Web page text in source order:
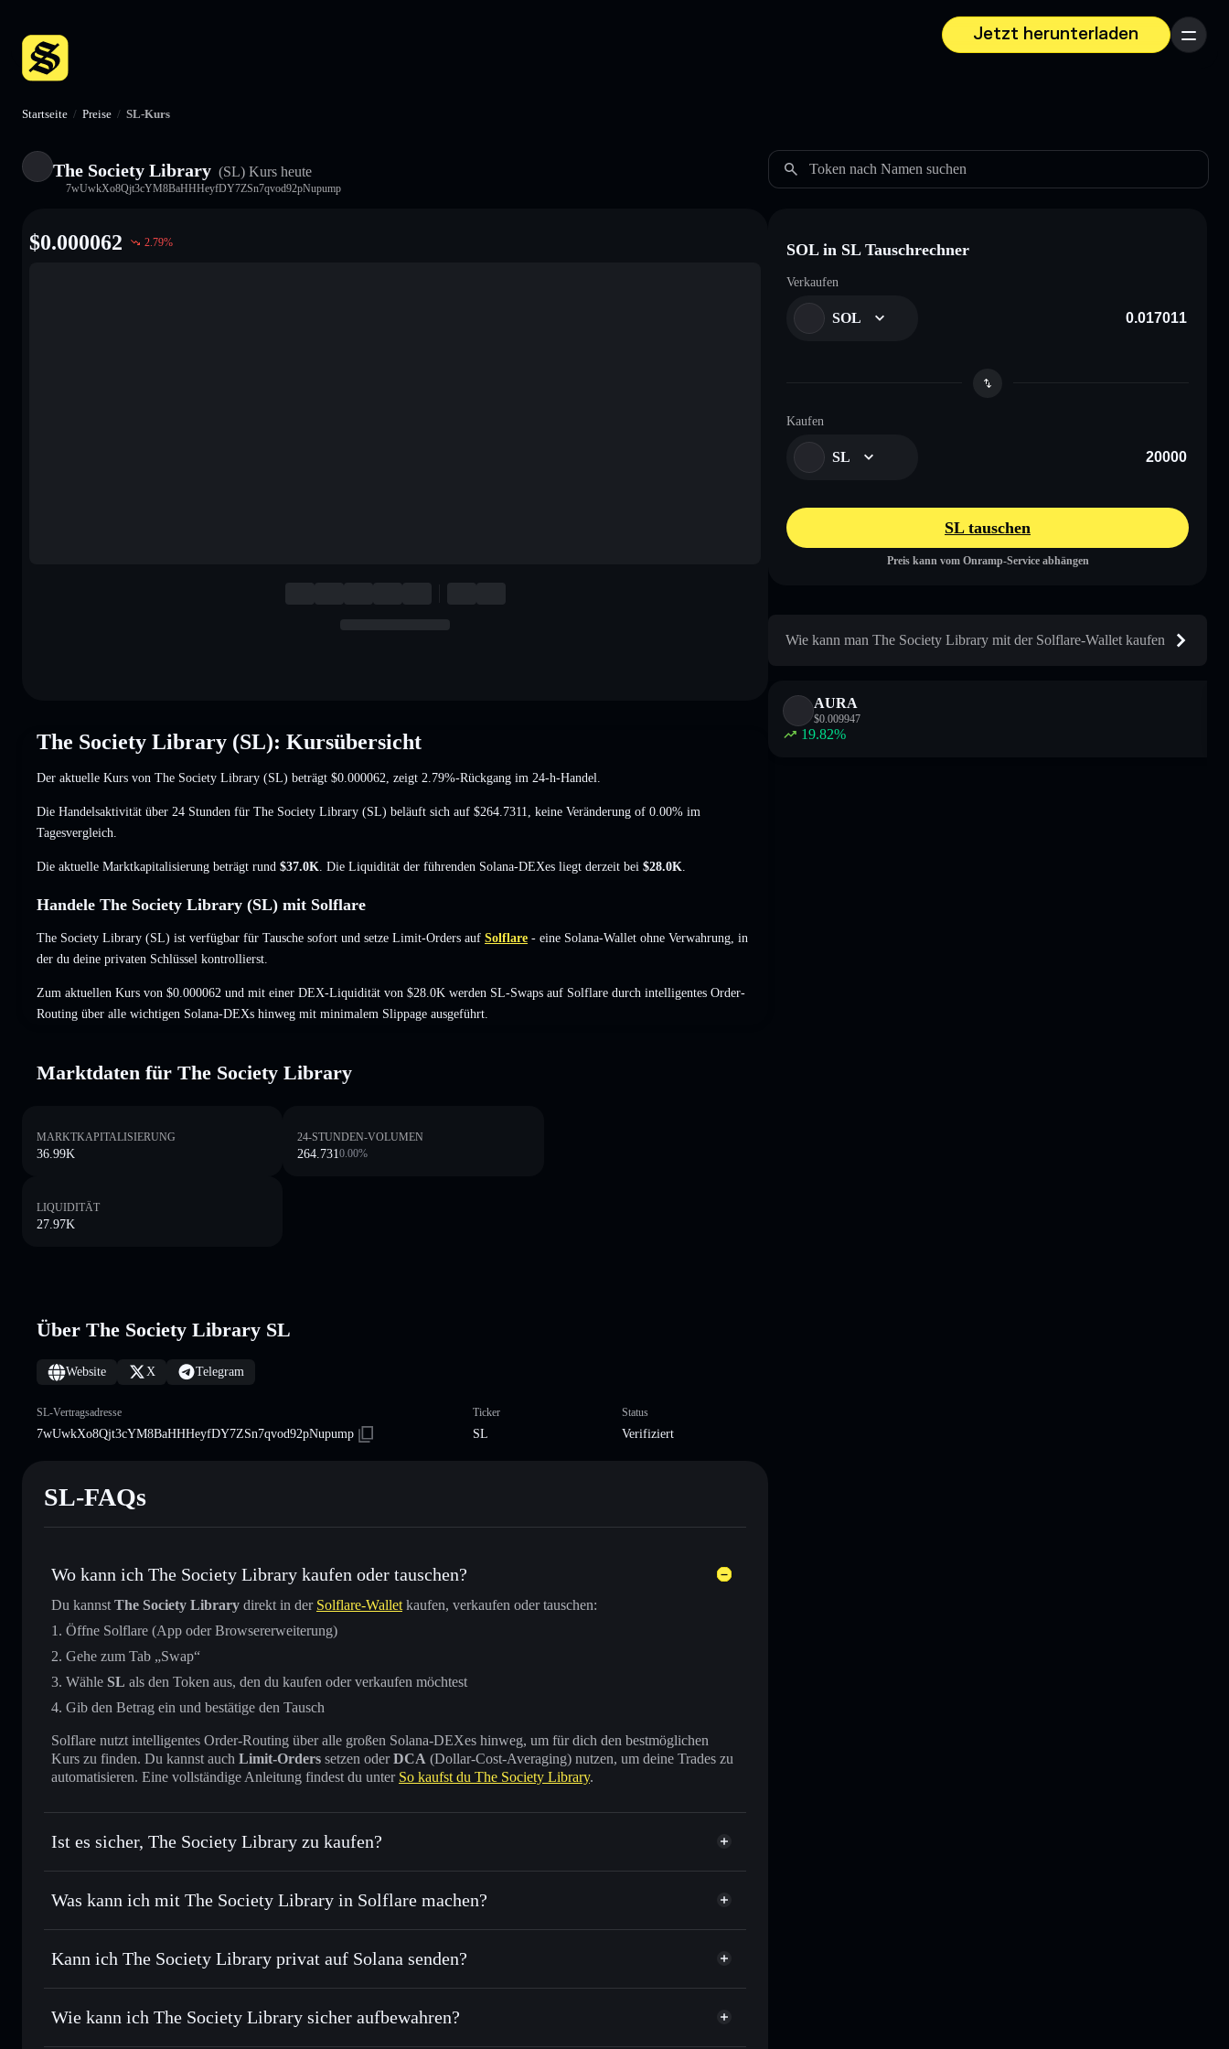
Jetzt herunterladen
Menü
Startseite / Preise / SL-Kurs
The Society Library (SL) Kurs heute
7wUwkXo8Qjt3cYM8BaHHHeyfDY7ZSn7qvod92pNupump
Token nach Namen suchen
$0.000062 2.79%
The Society Library (SL): Kursübersicht
Der aktuelle Kurs von The Society Library (SL) beträgt $0.000062 , zeigt 2.79%-Rückgang im 24-h-Handel.
Die Handelsaktivität über 24 Stunden für The Society Library (SL) beläuft sich auf $264.7311 keine Veränderung of 0.00% im
Tagesvergleich.
Die aktuelle Marktkapitalisierung beträgt rund $37.0K . Die Liquidität der führenden Solana-DEXes liegt derzeit bei $28.0K
Handele The Society Library (SL) mit Solflare
The Society Library (SL) ist verfügbar für Tausche sofort und setze Limit-Orders auf Solflare - eine Solana-Wallet ohne Verwahrung, in
der du deine privaten Schlüssel kontrollierst.
Zum aktuellen Kurs von $0.000062 und mit einer DEX-Liquidität von $28.0K werden SL-Swaps auf Solflare durch intelligentes Order-
Routing über alle wichtigen Solana-DEXs hinweg mit minimalem Slippage ausgeführt.
Marktdaten für The Society Library
MARKTKAPITALISIERUNG
36.99K
24-STUNDEN-VOLUMEN
264.7310.00%
LIQUIDITÄT
27.97K
Über The Society Library SL
Website X Telegram
SL-Vertragsadresse
7wUwkXo8Qjt3cYM8BaHHHeyfDY7ZSn7qvod92pNupump
Ticker
SL
Status
Verifiziert
SL-FAQs
Wo kann ich The Society Library kaufen oder tauschen?
Du kannst The Society Library direkt in der Solflare-Wallet kaufen, verkaufen oder tauschen:
Öffne Solflare (App oder Browsererweiterung)
Gehe zum Tab „Swap“
Wähle SL als den Token aus, den du kaufen oder verkaufen möchtest
Gib den Betrag ein und bestätige den Tausch
Solflare nutzt intelligentes Order-Routing über alle großen Solana-DEXes hinweg, um für dich den bestmöglichen
Kurs zu finden. Du kannst auch Limit-Orders setzen oderDCA (Dollar-Cost-Averaging) nutzen, um deine Trades zu
automatisieren. Eine vollständige Anleitung findest du unter So kaufst du The Society Library.
Ist es sicher, The Society Library zu kaufen?
The Society Library verifizierter Token
Was kann ich mit The Society Library in Solflare machen?
The Society Library
Solflare-Wallet
Sofort tauschen– handle SL gegen SOL, USDC oder Tausende anderer Solana-Tokens mit intelligentem Order
Durchschnittskosteneffekt nutzen– Schritt für Schritt per Durchschnittskosteneffekt in SL einsteigen
Kann ich The Society Library privat auf Solana senden?
Solflare-Wallet Privacy Aggregator The Society Library
Wie kann ich The Society Library sicher aufbewahren?
SOL in SL Tauschrechner
Verkaufen
SOL
Kaufen
SL
SL tauschen
Preis kann vom Onramp-Service abhängen
Wie kann man The Society Library mit der Solflare-Wallet kaufen
AURA
$0.009947
19.82%